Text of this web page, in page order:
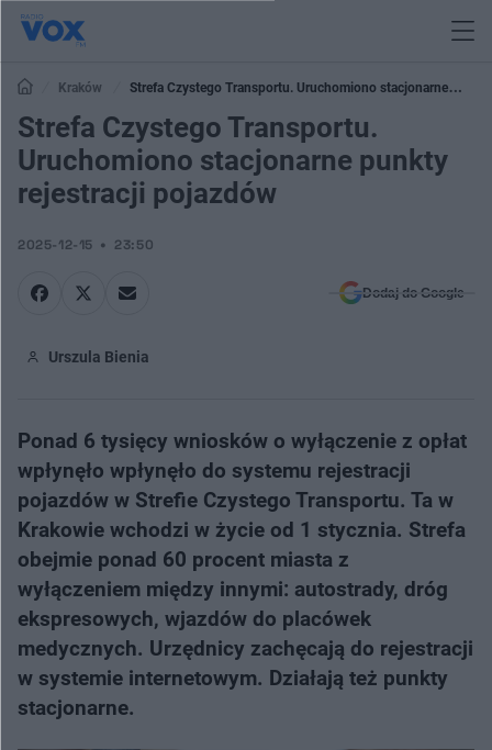
Kraków
Strefa Czystego Transportu. Uruchomiono stacjonarne
punkty rejestracji pojazdów
Strefa Czystego Transportu.
Uruchomiono stacjonarne punkty
rejestracji pojazdów
2025-12-15 23:50
Dodaj do Google
Urszula Bienia
Ponad 6 tysięcy wniosków o wyłączenie z opłat
wpłynęło wpłynęło do systemu rejestracji
pojazdów w Strefie Czystego Transportu. Ta w
Krakowie wchodzi w życie od 1 stycznia. Strefa
obejmie ponad 60 procent miasta z
wyłączeniem między innymi: autostrady, dróg
ekspresowych, wjazdów do placówek
medycznych. Urzędnicy zachęcają do rejestracji
w systemie internetowym. Działają też punkty
stacjonarne.